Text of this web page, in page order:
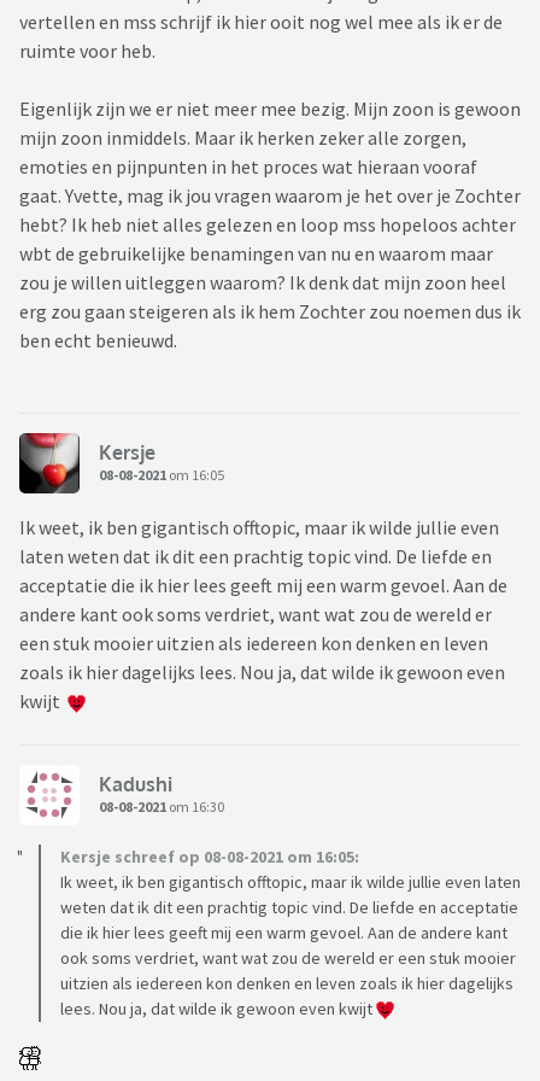
vertellen en mss schrijf ik hier ooit nog wel mee als ik er de
ruimte voor heb.
Eigenlijk zijn we er niet meer mee bezig. Mijn zoon is gewoon
mijn zoon inmiddels. Maar ik herken zeker alle zorgen,
emoties en pijnpunten in het proces wat hieraan vooraf
gaat. Yvette, mag ik jou vragen waarom je het over je Zochter
hebt? Ik heb niet alles gelezen en loop mss hopeloos achter
wbt de gebruikelijke benamingen van nu en waarom maar
zou je willen uitleggen waarom? Ik denk dat mijn zoon heel
erg zou gaan steigeren als ik hem Zochter zou noemen dus ik
ben echt benieuwd.
Kersje
08-08-2021 om 16:05
Ik weet, ik ben gigantisch offtopic, maar ik wilde jullie even
laten weten dat ik dit een prachtig topic vind. De liefde en
acceptatie die ik hier lees geeft mij een warm gevoel. Aan de
andere kant ook soms verdriet, want wat zou de wereld er
een stuk mooier uitzien als iedereen kon denken en leven
zoals ik hier dagelijks lees. Nou ja, dat wilde ik gewoon even
kwijt
Kadushi
08-08-2021 om 16:30
Kersje schreef op 08-08-2021 om 16:05:
Ik weet, ik ben gigantisch offtopic, maar ik wilde jullie even laten
weten dat ik dit een prachtig topic vind. De liefde en acceptatie
die ik hier lees geeft mij een warm gevoel. Aan de andere kant
ook soms verdriet, want wat zou de wereld er een stuk mooier
uitzien als iedereen kon denken en leven zoals ik hier dagelijks
lees. Nou ja, dat wilde ik gewoon even kwijt